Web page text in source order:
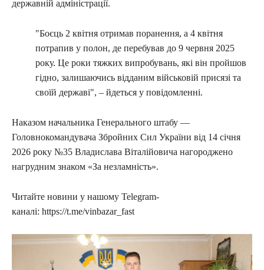
державній адміністрації.
"Боєць 2 квітня отримав поранення, а 4 квітня
потрапив у полон, де перебував до 9 червня 2025
року. Це роки тяжких випробувань, які він пройшов
гідно, залишаючись відданим військовій присязі та
своїй державі", – йдеться у повідомленні.
Наказом начальника Генерального штабу —
Головнокомандувача Збройних Сил України від 14 січня
2026 року №35 Владислава Віталійовича нагороджено
нагрудним знаком «За незламність».
Читайте новини у нашому Telegram-
каналі: https://t.me/vinbazar_fast